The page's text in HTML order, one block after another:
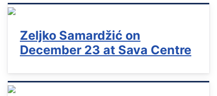
Zeljko Samardžić on
December 23 at Sava Centre